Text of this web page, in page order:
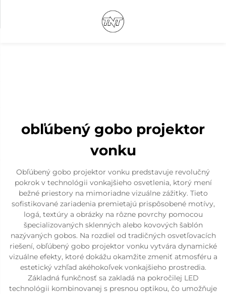
obľúbený gobo projektor
vonku
Obľúbený gobo projektor vonku predstavuje revolučný
pokrok v technológii vonkajšieho osvetlenia, ktorý mení
bežné priestory na mimoriadne vizuálne zážitky. Tieto
sofistikované zariadenia premietajú prispôsobené motívy,
logá, textúry a obrázky na rôzne povrchy pomocou
špecializovaných sklenných alebo kovových šablón
nazývaných gobos. Na rozdiel od tradičných osvetľovacích
riešení, obľúbený gobo projektor vonku vytvára dynamické
vizuálne efekty, ktoré dokážu okamžite zmeniť atmosféru a
estetický vzhľad akéhokoľvek vonkajšieho prostredia.
Základná funkčnosť sa zakladá na pokročilej LED
technológii kombinovanej s presnou optikou, čo umožňuje